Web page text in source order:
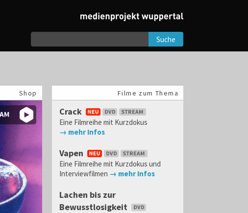
Suche
Shop Filme zum Thema
Crack
Eine Filmreihe mit Kurzdokus
→ mehr Infos
Vapen
Eine Filmreihe mit Kurzdokus und
Interviewfilmen → mehr Infos
Lachen bis zur
Bewusstlosigkeit